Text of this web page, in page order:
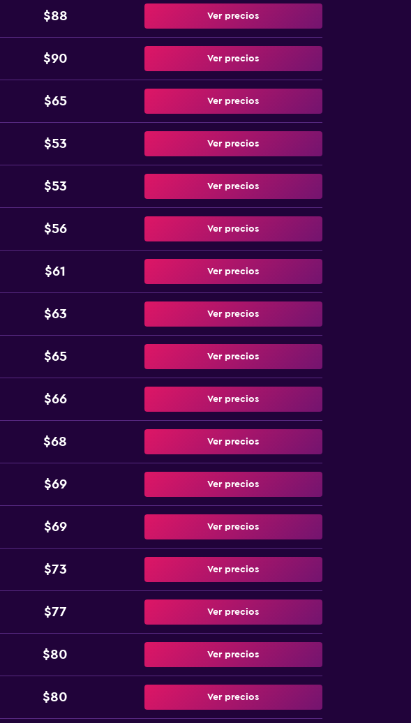
$88 Ver precios
$90 Ver precios
$65 Ver precios
$53 Ver precios
$53 Ver precios
$56 Ver precios
$61 Ver precios
$63 Ver precios
$65 Ver precios
$66 Ver precios
$68 Ver precios
$69 Ver precios
$69 Ver precios
$73 Ver precios
$77 Ver precios
$80 Ver precios
$80 Ver precios